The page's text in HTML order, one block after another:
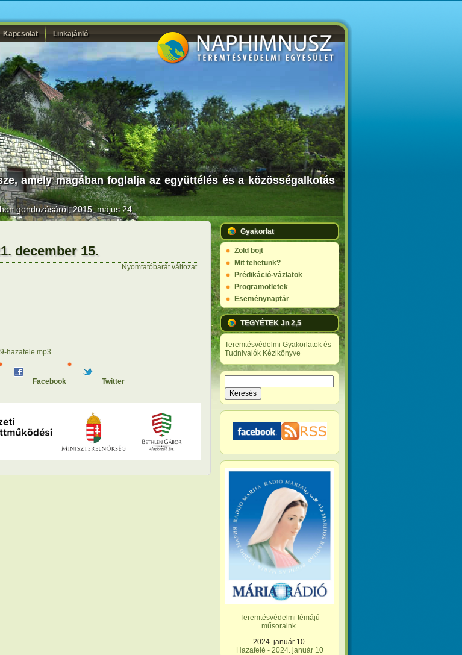
Kapcsolat Linkajánló
amely magában foglalja az együttélés és a közösségalkotás
gondozásáról, 2015. május 24.
december 15.
Nyomtatóbarát változat
hazafele.mp3
Facebook Twitter
Gyakorlat
Zöld böjt
Mit tehetünk?
Prédikáció-vázlatok
Programötletek
Eseménynaptár
TEGYÉTEK Jn 2,5
Teremtésvédelmi Gyakorlatok és
Tudnivalók Kézikönyve
Keresés űrlap
Teremtésvédelmi témájú
műsoraink.
2024. január 10.
Hazafelé - 2024. január 10